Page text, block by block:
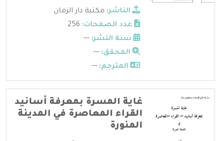
الناشر: مكتبة دار الزمان
عدد الصفحات:
سنة النشر: ---
المحقق: ---
المترجم: ---
غاية المسرة بمعرفة أسانيد
القراء المعاصرة في المدينة
المنورة